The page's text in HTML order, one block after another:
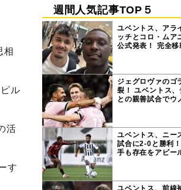
相
ル
活
す
週間人気記事TOP５
ユベントス、アラ
ッチとコロ・ムア
公式発表！ 完全
ジェグロヴァのゴ
裂！ ユベントス、
との親善試合でウ
ユベントス、ニー
試合に2-0と勝利
手も存在をアピー
ユベントス、前線